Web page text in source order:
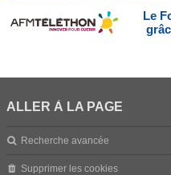
Le
ALLER À LA PAGE
Recherche avancée
Supprimer les cookies